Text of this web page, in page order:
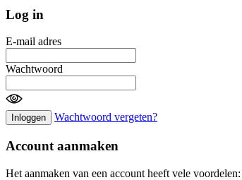
Log in
E-mail adres
Wachtwoord
Inloggen Wachtwoord vergeten?
Account aanmaken
Het aanmaken van een account heeft vele voordelen: